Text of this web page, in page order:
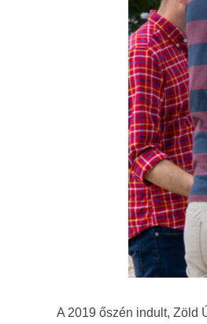
A 2019 őszén indult, Zöld